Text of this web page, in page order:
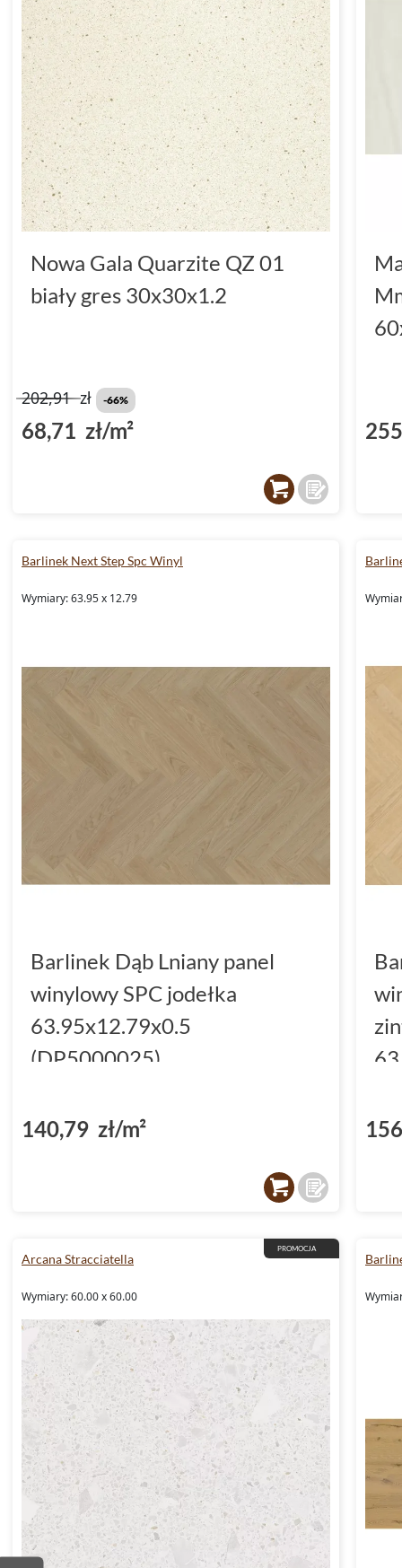
Nowa Gala Quarzite QZ 01
biały gres 30x30x1.2
202,91zł -66%
68,71 zł/m²
Barlinek Next Step Spc Winyl
Wymiary: 63.95 x 12.79
Barlinek Dąb Lniany panel
winylowy SPC jodełka
63.95x12.79x0.5
(DP5000025)
140,79 zł/m²
PROMOCJA
Arcana Stracciatella
Wymiary: 60.00 x 60.00